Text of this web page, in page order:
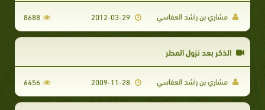
مشاري بن راشد العفاسي 8688
الذكر بعد نزول المطر
مشاري بن راشد العفاسي 6456